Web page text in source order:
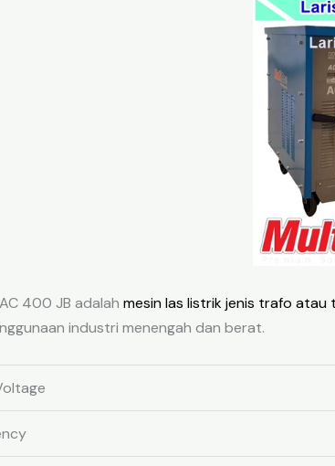
400 JB adalah mesin las listrik jenis trafo
industri menengah dan berat.